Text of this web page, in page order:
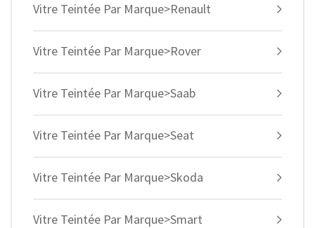
Vitre Teintée Par Marque>Renault
Vitre Teintée Par Marque>Rover
Vitre Teintée Par Marque>Saab
Vitre Teintée Par Marque>Seat
Vitre Teintée Par Marque>Skoda
Vitre Teintée Par Marque>Smart